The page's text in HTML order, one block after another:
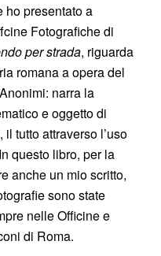
ho presentato a
Fotografiche di
per strada, riguarda
romana a opera del
narra la
e oggetto di
tutto attraverso l’uso
questo libro, per la
anche un mio scritto,
sono state
nelle Officine e
di Roma.